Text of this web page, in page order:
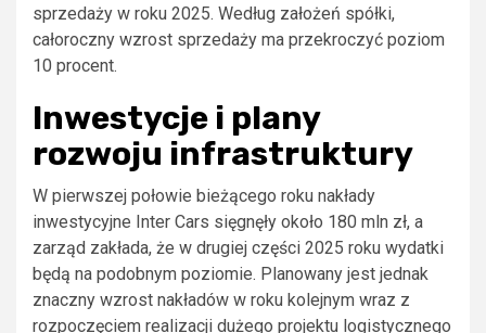
sprzedaży w roku 2025. Według założeń spółki,
całoroczny wzrost sprzedaży ma przekroczyć poziom
10 procent.
Inwestycje i plany
rozwoju infrastruktury
W pierwszej połowie bieżącego roku nakłady
inwestycyjne Inter Cars sięgnęły około 180 mln zł, a
zarząd zakłada, że w drugiej części 2025 roku wydatki
będą na podobnym poziomie. Planowany jest jednak
znaczny wzrost nakładów w roku kolejnym wraz z
rozpoczęciem realizacji dużego projektu logistycznego